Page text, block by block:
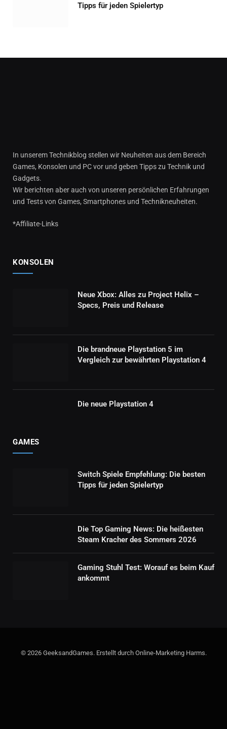
Tipps für jeden Spielertyp
In unserem Technikblog stellen wir Neuheiten aus dem Bereich
Games, Konsolen und PC vor und geben Tipps zu Technik und
Gadgets.
Wir berichten aber auch von unseren persönlichen Erfahrungen
und Tests von Games, Smartphones und Technikneuheiten.
*Affiliate-Links
KONSOLEN
Neue Xbox: Alles zu Project Helix –
Specs, Preis und Release
Die brandneue Playstation 5 im
Vergleich zur bewährten Playstation 4
Die neue Playstation 4
GAMES
Switch Spiele Empfehlung: Die besten
Tipps für jeden Spielertyp
Die Top Gaming News: Die heißesten
Steam Kracher des Sommers 2026
Gaming Stuhl Test: Worauf es beim Kauf
ankommt
© 2026 GeeksandGames. Erstellt durch Online-Marketing Harms.